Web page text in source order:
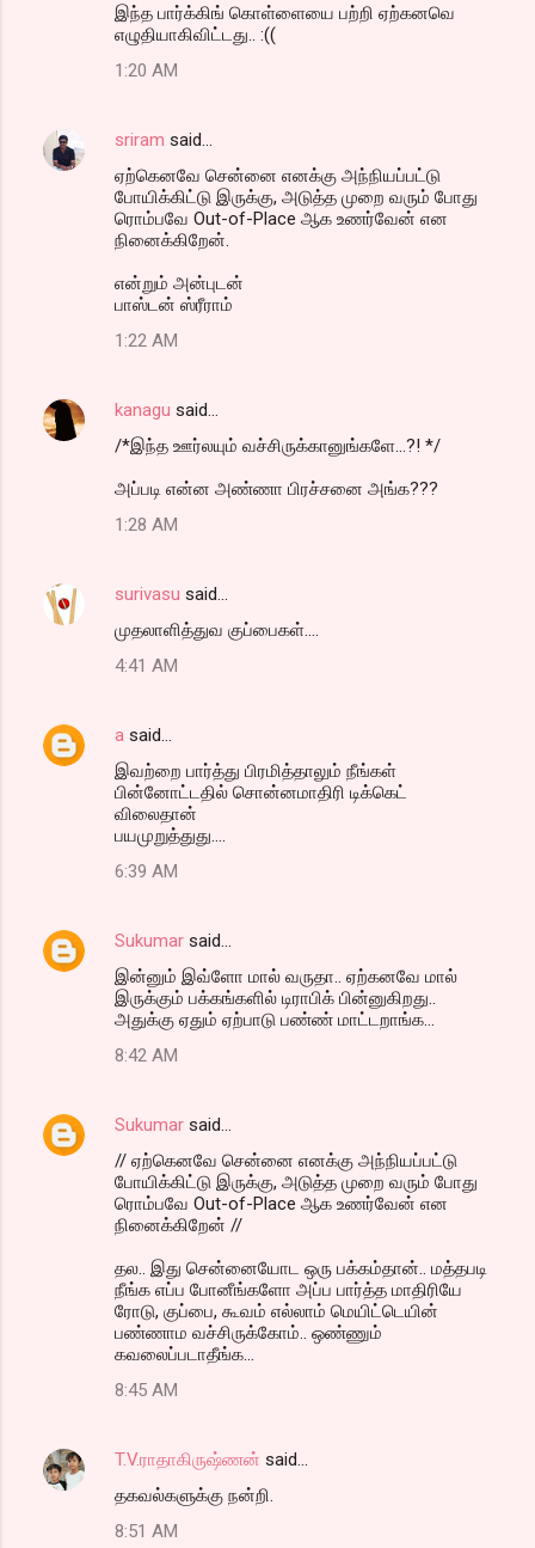
இந்த பார்க்கிங் கொள்ளையை பற்றி ஏற்கனவெ
எழுதியாகிவிட்டது.. :((
1:20 AM
sriram said…
ஏற்கெனவே சென்னை எனக்கு அந்நியப்பட்டு
போயிக்கிட்டு இருக்கு, அடுத்த முறை வரும் போது
ரொம்பவே Out-of-Place ஆக உணர்வேன் என
நினைக்கிறேன்.
என்றும் அன்புடன்
பாஸ்டன் ஸ்ரீராம்
1:22 AM
kanagu said…
/*இந்த ஊர்லயும் வச்சிருக்கானுங்களே...?! */
அப்படி என்ன அண்ணா பிரச்சனை அங்க???
1:28 AM
surivasu said…
முதலாளித்துவ குப்பைகள்....
4:41 AM
a said…
இவற்றை பார்த்து பிரமித்தாலும் நீங்கள்
பின்னோட்டதில் சொன்னமாதிரி டிக்கெட்
விலைதான்
பயமுறுத்துது....
6:39 AM
Sukumar said…
இன்னும் இவ்ளோ மால் வருதா.. ஏற்கனவே மால்
இருக்கும் பக்கங்களில் டிராபிக் பின்னுகிறது..
அதுக்கு ஏதும் ஏற்பாடு பண்ண் மாட்டறாங்க...
8:42 AM
Sukumar said…
// ஏற்கெனவே சென்னை எனக்கு அந்நியப்பட்டு
போயிக்கிட்டு இருக்கு, அடுத்த முறை வரும் போது
ரொம்பவே Out-of-Place ஆக உணர்வேன் என
நினைக்கிறேன் //
தல.. இது சென்னையோட ஒரு பக்கம்தான்.. மத்தபடி
நீங்க எப்ப போனீங்களோ அப்ப பார்த்த மாதிரியே
ரோடு, குப்பை, கூவம் எல்லாம் மெயிட்டெயின்
பண்ணாம வச்சிருக்கோம்.. ஒண்ணும்
கவலைப்படாதீங்க...
8:45 AM
T.V.ராதாகிருஷ்ணன் said…
தகவல்களுக்கு நன்றி.
8:51 AM